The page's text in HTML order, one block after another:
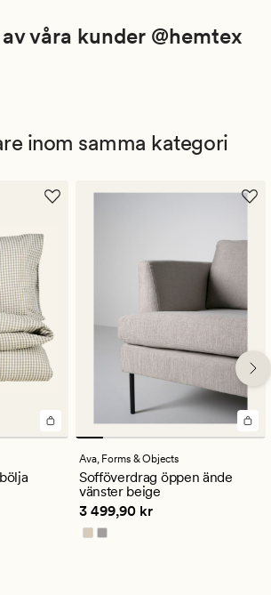
våra kunder @hemtex
inom samma kategori
Ava, Forms & Objects
Sofföverdrag öppen ände
vänster beige
Pris 3 499,90 kr
3 499,90 kr